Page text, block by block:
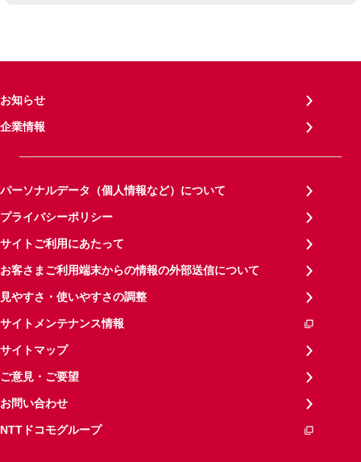
お知らせ
企業情報
パーソナルデータ（個人情報など）について
プライバシーポリシー
サイトご利用にあたって
お客さまご利用端末からの情報の外部送信について
見やすさ・使いやすさの調整
サイトメンテナンス情報
サイトマップ
ご意見・ご要望
お問い合わせ
NTTドコモグループ